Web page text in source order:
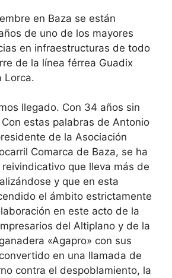
en Baza se están
de uno de los mayores
en infraestructuras de todo
de la línea férrea Guadix
Lorca.
llegado. Con 34 años sin
estas palabras de Antonio
de la Asociación
Comarca de Baza, se ha
que lleva más de
y que en esta
el ámbito estrictamente
en este acto de la
del Altiplano y de la
«Agapro» con sus
en una llamada de
contra el despoblamiento, la